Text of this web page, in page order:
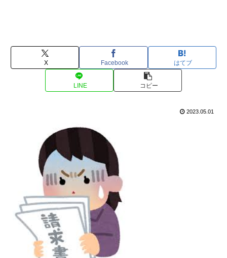
X Facebook はてブ
LINE コピー
2023.05.01